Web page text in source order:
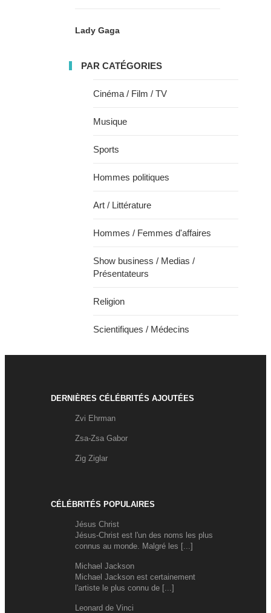
Lady Gaga
PAR CATÉGORIES
Cinéma / Film / TV
Musique
Sports
Hommes politiques
Art / Littérature
Hommes / Femmes d'affaires
Show business / Medias /
Présentateurs
Religion
Scientifiques / Médecins
DERNIÈRES CÉLÉBRITÉS AJOUTÉES
Zvi Ehrman
Zsa-Zsa Gabor
Zig Ziglar
CÉLÉBRITÉS POPULAIRES
Jésus Christ
Jésus-Christ est l'un des noms les plus
connus au monde. Malgré les [...]
Michael Jackson
Michael Jackson est certainement
l'artiste le plus connu de [...]
Leonard de Vinci